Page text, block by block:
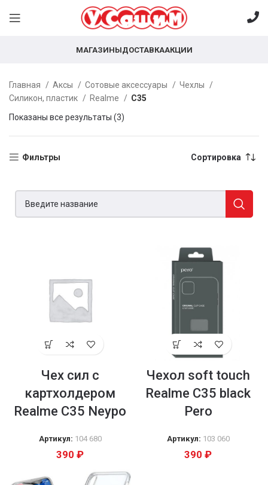
МАГАЗИНЫДОСТАВКААКЦИИ
Главная Аксы Сотовые аксессуары
Чехлы
Силикон, пластик
Realme
C35
Показаны все результаты (3)
Фильтры Сортировка
Чех сил с
картхолдером
Realme C35 Neypo
Артикул: 104 680
390 ₽
Чехол soft touch
Realme C35 black
Pero
Артикул: 103 060
390 ₽